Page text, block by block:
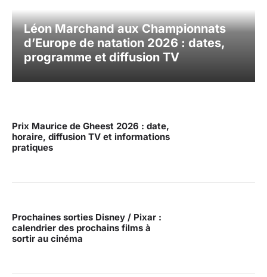
Léon Marchand aux Championnats
d’Europe de natation 2026 : dates,
programme et diffusion TV
Prix Maurice de Gheest 2026 : date,
horaire, diffusion TV et informations
pratiques
Prochaines sorties Disney / Pixar :
calendrier des prochains films à
sortir au cinéma